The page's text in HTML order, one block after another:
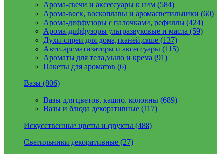
Арома-свечи и аксессуары к ним (584)
Арома-воск, воскоплавы и аромасветильники (60)
Арома-диффузоры с палочками, рефиллы (424)
Арома-диффузоры ультразвуковые и масла (59)
Духи-спреи для дома,тканей,саше (137)
Авто-ароматизаторы и аксессуары (115)
Ароматы для тела,мыло и крема (91)
Пакеты для ароматов (6)
Вазы (806)
Вазы для цветов, кашпо, колонны (689)
Вазы и блюда декоративные (117)
Искусственные цветы и фрукты (488)
Светильники декоративные (27)